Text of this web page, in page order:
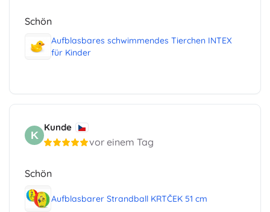
Schön
Aufblasbares schwimmendes Tierchen INTEX
für Kinder
K
Kunde
vor einem Tag
Schön
Aufblasbarer Strandball KRTČEK 51 cm